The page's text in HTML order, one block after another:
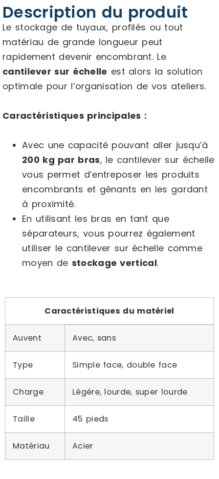
Description du produit
Le stockage de tuyaux, profilés ou tout
matériau de grande longueur peut
rapidement devenir encombrant. Le
cantilever sur échelle est alors la solution
optimale pour l’organisation de vos ateliers.
Caractéristiques principales :
Avec une capacité pouvant aller jusqu’à
200 kg par bras, le cantilever sur échelle
vous permet d’entreposer les produits
encombrants et gênants en les gardant
à proximité.
En utilisant les bras en tant que
séparateurs, vous pourrez également
utiliser le cantilever sur échelle comme
moyen de stockage vertical.
Caractéristiques du matériel
Auvent Avec, sans
Type Simple face, double face
Charge Légère, lourde, super lourde
Taille 45 pieds
Matériau Acier